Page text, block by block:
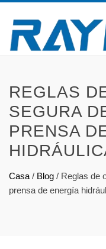
REGLAS
SEGURA
PRENSA
Casa / Blog / Reglas de
prensa de energía